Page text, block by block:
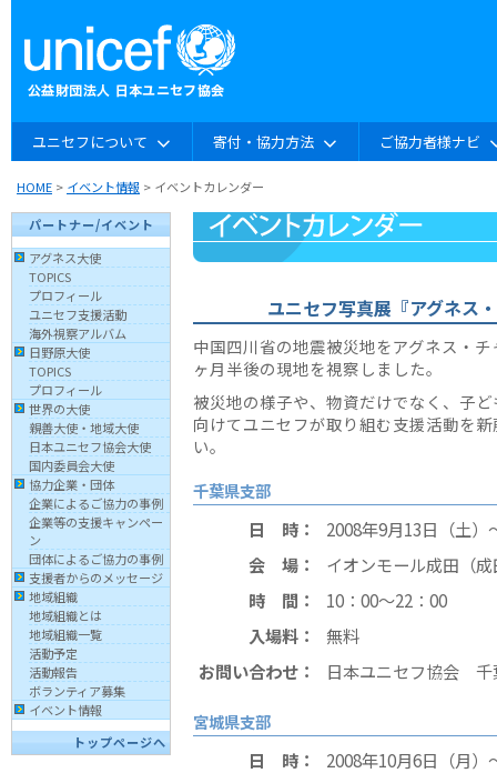
ユニセフについて 寄付・協力方法 ご協力者様ナビ
HOME > イベント情報 > イベントカレンダー
パートナー/イベント
アグネス大使
TOPICS
プロフィール
ユニセフ支援活動
海外視察アルバム
日野原大使
TOPICS
プロフィール
世界の大使
親善大使・地域大使
日本ユニセフ協会大使
国内委員会大使
協力企業・団体
企業によるご協力の事例
企業等の支援キャンペー
ン
団体によるご協力の事例
支援者からのメッセージ
地域組織
地域組織とは
地域組織一覧
活動予定
活動報告
ボランティア募集
イベント情報
トップページへ
ユニセフ写真展『アグネス
中国四川省の地震被災地をアグネス・
ヶ月半後の現地を視察しました。
被災地の様子や、物資だけでなく、子
向けてユニセフが取り組む支援活動を
い。
千葉県支部
日 時：
2008年9月13日（土）
会 場：
イオンモール成田（
時 間：
10：00〜22：00
入場料：
無料
お問い合わせ：
日本ユニセフ協会 千
宮城県支部
日 時：
2008年10月6日（月）